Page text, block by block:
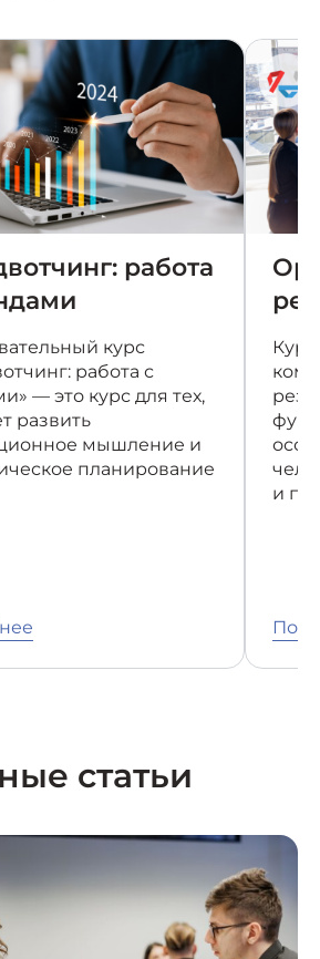
работа
курс
работа с
— это курс для тех,
развить
мышление и
планирование
и
статьи